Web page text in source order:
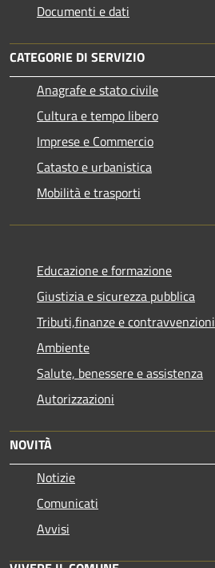
Documenti e dati
CATEGORIE DI SERVIZIO
Anagrafe e stato civile
Cultura e tempo libero
Imprese e Commercio
Catasto e urbanistica
Mobilità e trasporti
Educazione e formazione
Giustizia e sicurezza pubblica
Tributi,finanze e contravvenzioni
Ambiente
Salute, benessere e assistenza
Autorizzazioni
NOVITÀ
Notizie
Comunicati
Avvisi